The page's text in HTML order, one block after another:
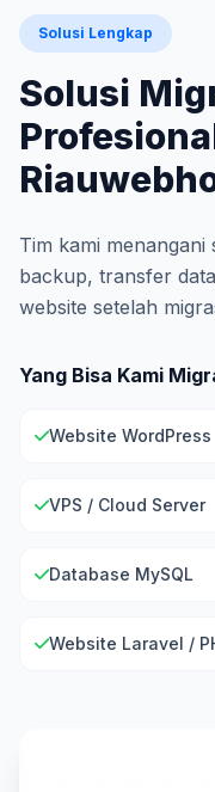
Solusi Lengkap
Solusi
Tim kami
backup, transfer
website setelah
Yang Bisa Kami
Website WordPress
VPS / Cloud Server
Database MySQL
Website Laravel /